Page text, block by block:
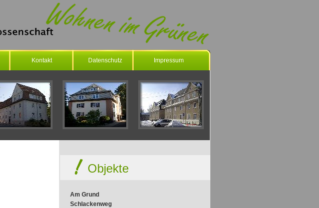
Kontakt Datenschutz Impressum
Objekte
Am Grund
Schlackenweg